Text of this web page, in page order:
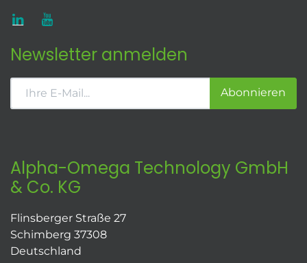
Newsletter anmelden
Abonnieren
Alpha-Omega Technology GmbH
& Co. KG
Flinsberger Straße 27
Schimberg 37308
Deutschland